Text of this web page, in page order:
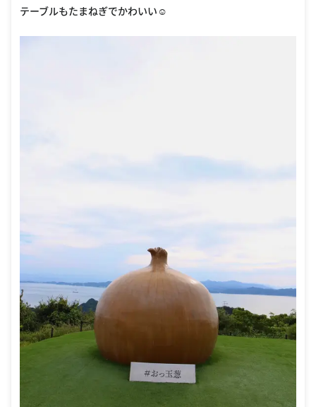
テーブルもたまねぎでかわいい☺︎